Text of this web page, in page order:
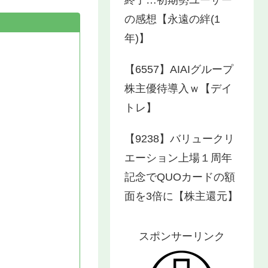
の感想【永遠の絆(1
年)】
【6557】AIAIグループ
株主優待導入ｗ【デイ
トレ】
【9238】バリュークリ
エーション上場１周年
記念でQUOカードの額
面を3倍に【株主還元】
スポンサーリンク